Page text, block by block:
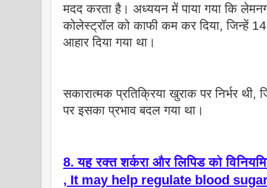
मदद करता है। अध्ययन में पाया गया कि
कोलेस्ट्रॉल को काफी कम कर दिया, जिन्हें
आहार दिया गया था।
सकारात्मक प्रतिक्रिया खुराक पर निर्भर
पर इसका प्रभाव बदल गया था।
8. यह रक्त शर्करा और लिपिड को
, It may help regulate blood